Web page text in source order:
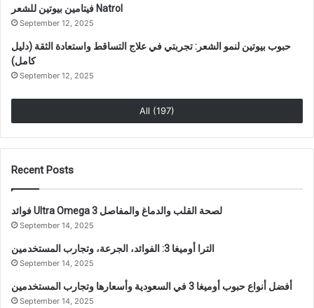
فيتامين بيوتين للشعر Natrol
September 12, 2025
حبوب بيوتين لنمو الشعر: تجربتي في علاج التساقط واستعادة الثقة (دليل
كامل)
September 12, 2025
All (197)
Recent Posts
فوائد Ultra Omega 3 لصحة القلب والدماغ والمفاصل
September 14, 2025
الترا أوميغا 3: الفوائد، الجرعة، وتجارب المستخدمين
September 14, 2025
أفضل أنواع حبوب أوميغا 3 في السعودية وأسعارها وتجارب المستخدمين
September 14, 2025